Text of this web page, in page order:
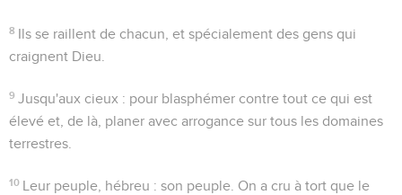
8 Ils se raillent de chacun, et spécialement des gens qui
craignent Dieu.
9 Jusqu'aux cieux : pour blasphémer contre tout ce qui est
élevé et, de là, planer avec arrogance sur tous les domaines
terrestres.
10 Leur peuple , hébreu :son peuple . On a cru à tort que le